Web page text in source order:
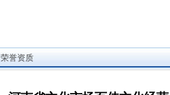
荣誉资质